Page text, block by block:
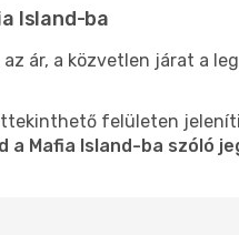
Island-ba
ár, a közvetlen járat a
felületen
a Mafia Island-ba szóló